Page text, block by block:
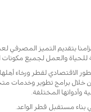
بتقديم التميز المصرفي
والعمل لجميع مكونات
الاقتصادي لقطر ورخاء
من خلال برامج تطوير
وأدواتها المختلفة.
بناء مستقبل قطر الواعد.